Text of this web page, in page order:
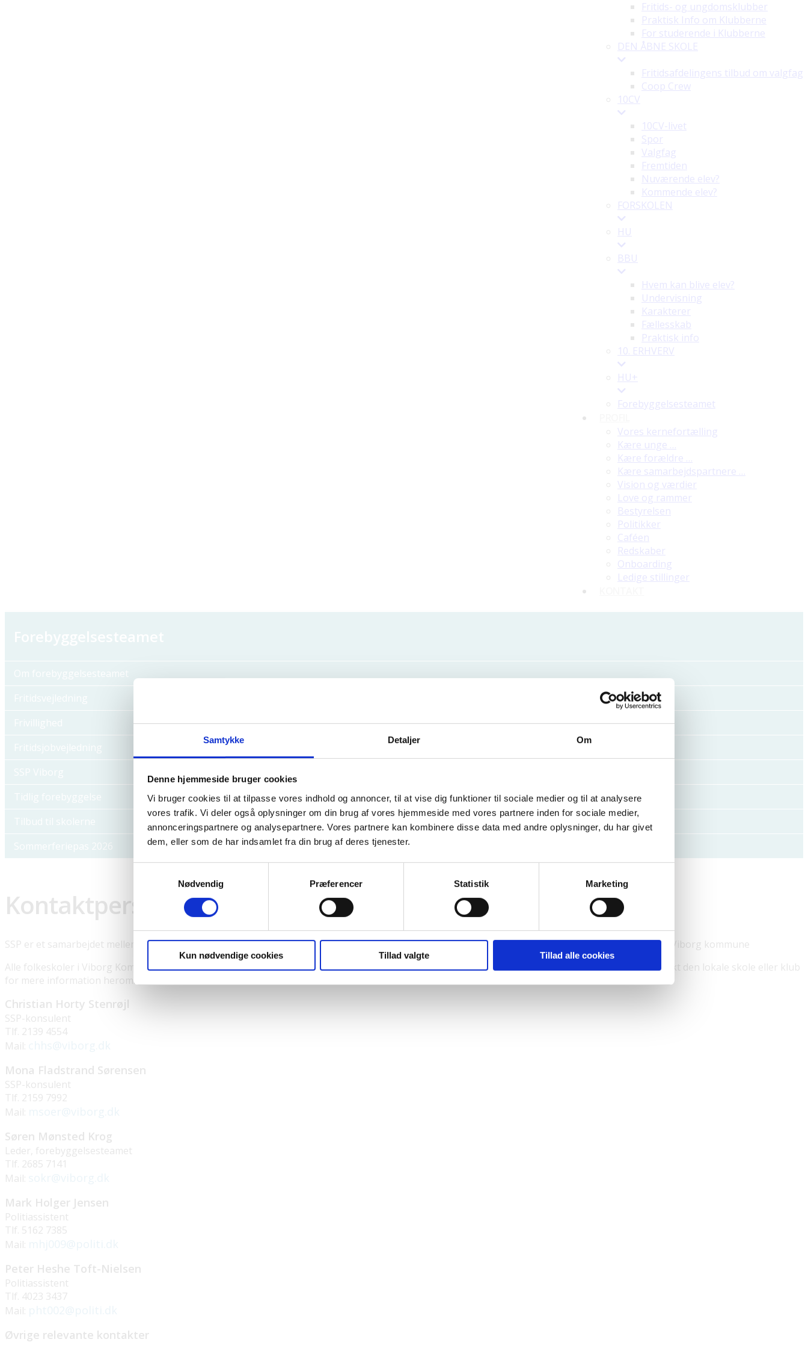
Samtykke Detaljer Om
Denne hjemmeside bruger cookies
Vi bruger cookies til at tilpasse vores indhold og annoncer, til at vise dig funktioner til sociale medier og til at analysere
vores trafik. Vi deler også oplysninger om din brug af vores hjemmeside med vores partnere inden for sociale medier,
annonceringspartnere og analysepartnere. Vores partnere kan kombinere disse data med andre oplysninger, du har givet
dem, eller som de har indsamlet fra din brug af deres tjenester.
Nødvendig
Præferencer Statistik Marketing
Kun nødvendige cookies Tillad valgte Tillad alle cookies
Fritids- og ungdomsklubber
Praktisk Info om Klubberne
For studerende i Klubberne
DEN ÅBNE SKOLE
Fritidsafdelingens tilbud om valgfag
Coop Crew
10CV
10CV-livet
Spor
Valgfag
Fremtiden
Nuværende elev?
Kommende elev?
FORSKOLEN
HU
BBU
Hvem kan blive elev?
Undervisning
Karakterer
Fællesskab
Praktisk info
10. ERHVERV
HU+
Forebyggelsesteamet
Vores kernefortælling
Kære unge …
Kære forældre …
Kære samarbejdspartnere …
Vision og værdier
Love og rammer
Bestyrelsen
Politikker
Caféen
Redskaber
Onboarding
Ledige stillinger
Kontaktpersoner i SSP-samarbejdet
SSP er et samarbejdet mellem skoler, sociale myndigheder og politiet. Herunder finder I kontaktoplysninger på centrale aktører i SSP-samarbejdet i Viborg kommune
Alle folkeskoler i Viborg Kommune har en SSP-kontaktlærer, ligesom alle kommunale fritids- og ungdomsklubber har en SSP-kontaktperson. Kontakt den lokale skole eller klub
for mere information herom.
Christian Horty Stenrøjl
SSP-konsulent
Tlf. 2139 4554
Mail:
Mona Fladstrand Sørensen
SSP-konsulent
Tlf. 2159 7992
Mail:
Søren Mønsted Krog
Leder, forebyggelsesteamet
Tlf. 2685 7141
Mail:
Mark Holger Jensen
Politiassistent
Tlf. 5162 7385
Mail:
Peter Heshe Toft-Nielsen
Politiassistent
Tlf. 4023 3437
Mail:
Øvrige relevante kontakter